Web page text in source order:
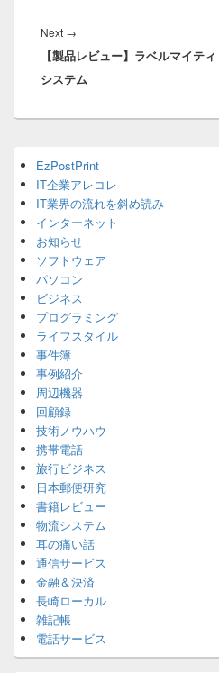
ゲ
ー
シ
ョ
Next →
post:
【製品レビュー】ラベルマイテ
システム
Sidebar
Widget
Area
EzPostPrint
IT企業アレコレ
IT業界の流れを斜め読み
インターネット
お知らせ
ソフトウェア
パソコン
ビジネス
プログラミング
ライフスタイル
事件簿
事例紹介
周辺機器
回顧録
技術ノウハウ
携帯電話
旅行ビジネス
日本郵便研究
書籍レビュー
物流システム
耳の痛い話
通信サービス
金融＆決済
長崎ローカル
雑記帳
電話サービス